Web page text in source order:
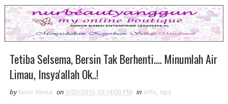
Tetiba Selsema, Bersin Tak Berhenti.... Minumlah Air
Limau, Insya'allah Ok..!
by Noor Akma on 3/03/2015 10:14:00 PM in info, tips